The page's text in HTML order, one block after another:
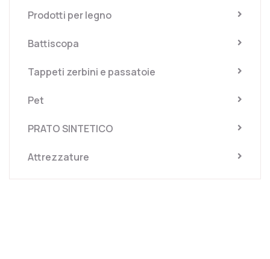
Prodotti per legno
Battiscopa
Tappeti zerbini e passatoie
Pet
PRATO SINTETICO
Attrezzature